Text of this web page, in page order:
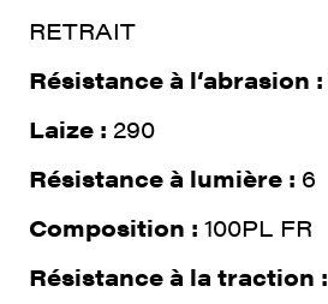
RETRAIT
Résistance à l‘abrasion :
Laize : 290
Résistance à lumière : 6
Composition : 100PL FR
Résistance à la traction :